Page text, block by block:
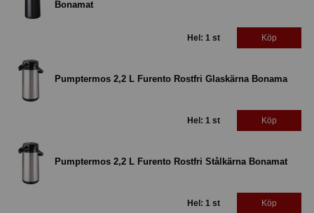
Bonamat
Hel: 1 st Köp
Pumptermos 2,2 L Furento Rostfri Glaskärna Bonama
Hel: 1 st Köp
Pumptermos 2,2 L Furento Rostfri Stålkärna Bonamat
Hel: 1 st Köp